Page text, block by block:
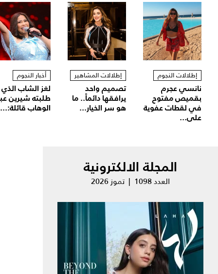
إطلالات النجوم
نانسي عجرم
بقميص مفتوح
في لقطات عفوية
على...
إطلالات المشاهير
تصميم واحد
يرافقها دائماً.. ما
هو سر الخيار...
أخبار النجوم
لغز الشاب الذي
طلبته شيرين
الوهاب قائلة:...
المجلة الالكترونية
العدد 1098 | تموز 2026